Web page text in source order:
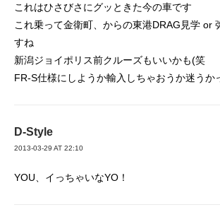
これはひさびさにグッときた今の車です
これ乗って金衛町、からの東港DRAG見学 or
すね
新潟ジョイポリス前クルーズもいいかも(笑
FR-S仕様にしようか輸入しちゃおうか迷うか
D-Style
2013-03-29 AT 22:10
YOU、イっちゃいなYO！